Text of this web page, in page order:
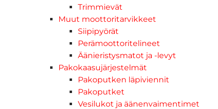
Trimmievät
Muut moottoritarvikkeet
Siipipyörät
Perämoottoritelineet
Äänieristysmatot ja -levyt
Pakokaasujärjestelmät
Pakoputken läpiviennit
Pakoputket
Vesilukot ja äänenvaimentimet